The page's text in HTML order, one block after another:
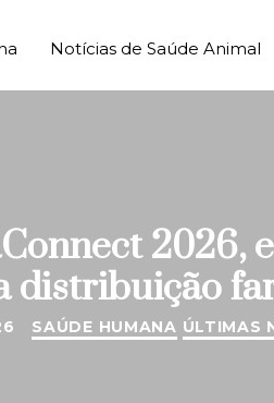
Notícias de Saúde Animal
2026,
distribuição
SAÚDE HUMANA ÚLTIMAS